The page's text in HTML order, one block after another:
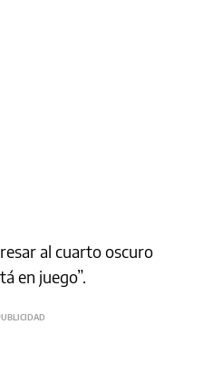
al cuarto oscuro
en juego”.